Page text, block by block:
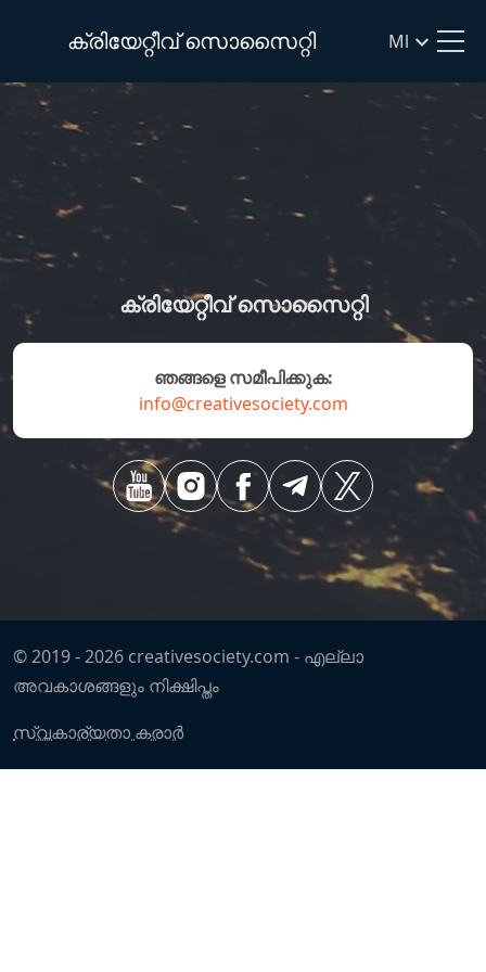
ക്രിയേറ്റീവ് സൊസൈറ്റി Ml
ക്രിയേറ്റീവ് സൊസൈറ്റി
ഞങ്ങളെ സമീപിക്കുക:
info@creativesociety.com
© 2019 -2026 creativesociety.com - എല്ലാ
അവകാശങ്ങളും നിക്ഷിപ്തം
സ്വകാര്യതാ കരാർ